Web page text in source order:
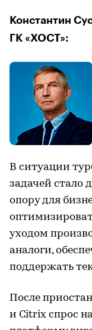
Константин
ГК «ХОСТ»:
В ситуации
задачей стало
опору для
уходом
аналоги,
поддержать
После
и Citrix спрос